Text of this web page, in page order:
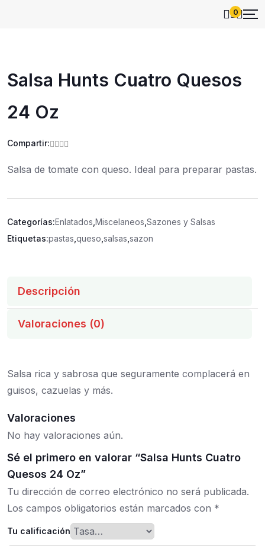
0
Salsa Hunts Cuatro Quesos
24 Oz
Compartir:
Salsa de tomate con queso. Ideal para preparar pastas.
Categorías:Enlatados Miscelaneos Sazones y Salsas
Etiquetas:pastas queso salsas sazon
Descripción
Valoraciones (0)
Salsa rica y sabrosa que seguramente complacerá en
guisos, cazuelas y más.
Valoraciones
No hay valoraciones aún.
Sé el primero en valorar “Salsa Hunts Cuatro
Quesos 24 Oz”
Tu dirección de correo electrónico no será publicada.
Los campos obligatorios están marcados con *
Tu calificación